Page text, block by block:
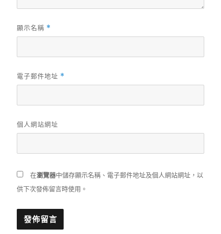
顯示名稱 *
電子郵件地址 *
個人網站網址
在瀏覽器中儲存顯示名稱、電子郵件地址及個人網站網址，以
供下次發佈留言時使用。